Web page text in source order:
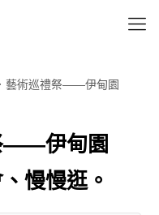
藝術巡禮祭——伊甸園
——伊甸園
慢慢逛。